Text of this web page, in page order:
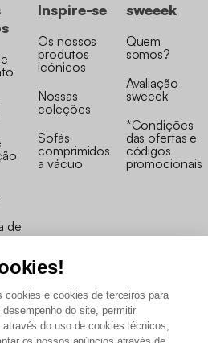
cookies e cookies de terceiros para
do site, permitir
do uso de cookies técnicos,
de
Inspire-se
Os nossos
produtos
icónicos
Nossas
coleções
Sofás
comprimidos
a vácuo
sweeek
Quem
somos?
Avaliação
sweeek
*Condições
das ofertas e
códigos
promocionais